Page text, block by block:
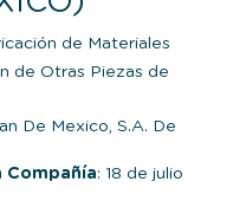
de Materiales
de Otras Piezas de
De Mexico, S.A. De
Compañía: 18 de julio